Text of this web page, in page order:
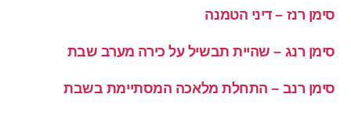
סימן רנז – דיני הטמנה
סימן רנג – שהיית תבשיל על כירה מערב שבת
סימן רנב – התחלת מלאכה המסתיימת בשבת